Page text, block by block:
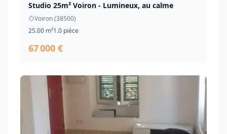
Studio 25m² Voiron - Lumineux, au calme
Voiron (38500)
25.00 m²1.0 pièce
67 000 €